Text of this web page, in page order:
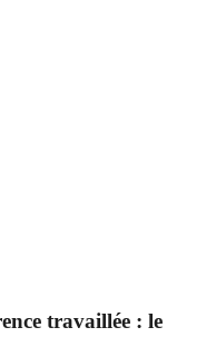
travaillée : le